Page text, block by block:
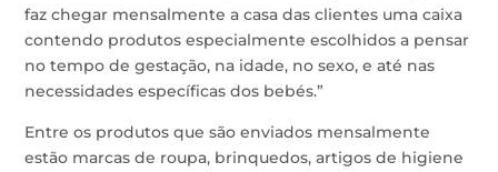
faz chegar mensalmente a casa das clientes uma caixa
contendo produtos especialmente escolhidos a pensar
no tempo de gestação, na idade, no sexo, e até nas
necessidades específicas dos bebés.”
Entre os produtos que são enviados mensalmente
estão marcas de roupa, brinquedos, artigos de higiene